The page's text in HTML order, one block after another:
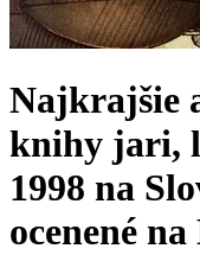
Najkrajšie
knihy jari,
1998 na
ocenené